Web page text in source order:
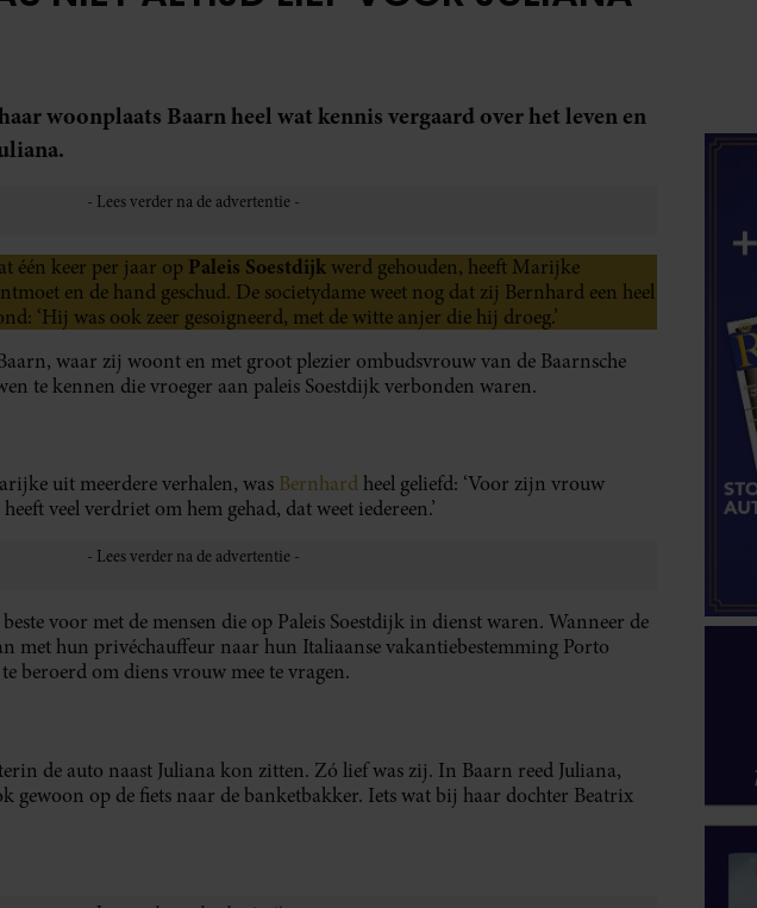
woonplaats Baarn heel wat kennis vergaard over het leven en
één keer per jaar op Paleis Soestdijk werd gehouden, heeft Marijke
en de hand geschud. De societydame weet nog dat zij Bernhard een heel
‘Hij was ook zeer gesoigneerd, met de witte anjer die hij droeg.’
waar zij woont en met groot plezier ombudsvrouw van de Baarnsche
te kennen die vroeger aan paleis Soestdijk verbonden waren.
uit meerdere verhalen, was Bernhard heel geliefd: ‘Voor zijn vrouw
veel verdriet om hem gehad, dat weet iedereen.’
voor met de mensen die op Paleis Soestdijk in dienst waren. Wanneer de
met hun privéchauffeur naar hun Italiaanse vakantiebestemming Porto
beroerd om diens vrouw mee te vragen.
de auto naast Juliana kon zitten. Zó lief was zij. In Baarn reed Juliana,
gewoon op de fiets naar de banketbakker. Iets wat bij haar dochter Beatrix